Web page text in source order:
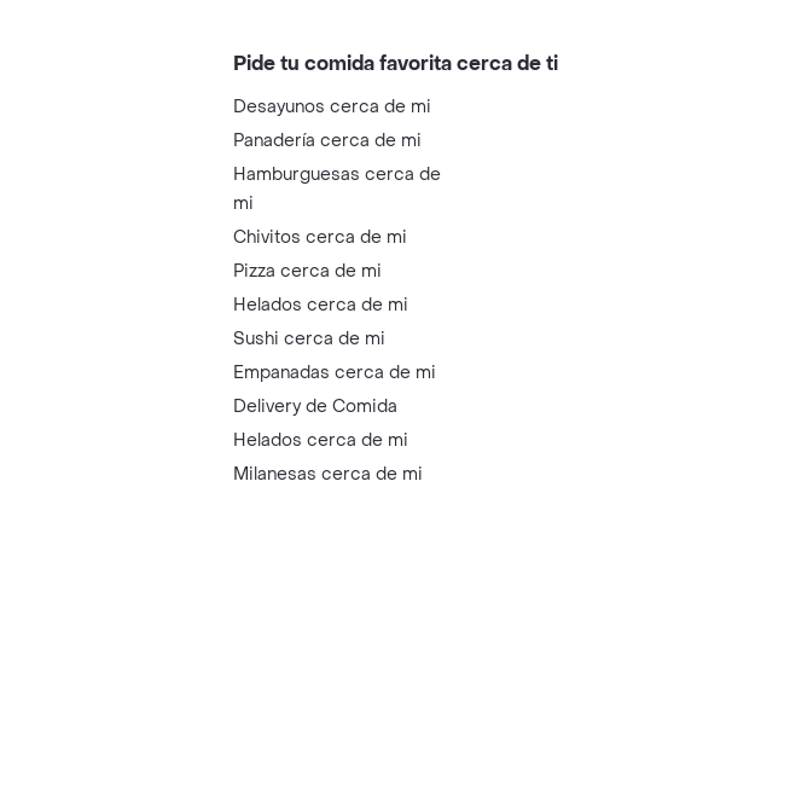
Pide tu comida favorita cerca de ti
Desayunos cerca de mi
Panadería cerca de mi
Hamburguesas cerca de
mi
Chivitos cerca de mi
Pizza cerca de mi
Helados cerca de mi
Sushi cerca de mi
Empanadas cerca de mi
Delivery de Comida
Helados cerca de mi
Milanesas cerca de mi